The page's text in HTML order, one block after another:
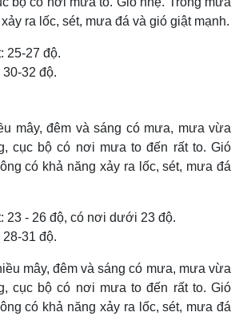
ra lốc, sét, mưa đá và gió giật mạnh.
25-27 độ.
32 độ.
mây, đêm và sáng có mưa, mưa vừa
cục bộ có nơi mưa to đến rất to. Gió
có khả năng xảy ra lốc, sét, mưa đá
23 - 26 độ, có nơi dưới 23 độ.
31 độ.
mây, đêm và sáng có mưa, mưa vừa
cục bộ có nơi mưa to đến rất to. Gió
có khả năng xảy ra lốc, sét, mưa đá